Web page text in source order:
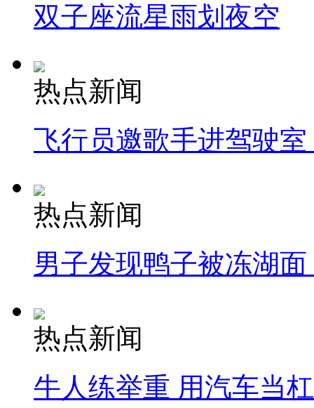
双子座流星雨划夜空
热点新闻
飞行员邀歌手进驾驶
热点新闻
男子发现鸭子被冻湖
热点新闻
牛人练举重 用汽车当